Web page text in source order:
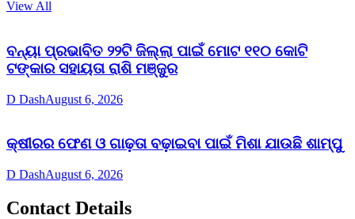
View All
ବନ୍ୟା ପ୍ରଭାବିତ ୨୨ଟି ଜିଲ୍ଲା ପାଇଁ ମୋଟ ୧୧୦ କୋଟି
ଟଙ୍କାର ସହାୟତା ରାଶି ମଞ୍ଜୁର
D DashAugust 6, 2026
କ୍ଷୀରର ଫେଣ ଓ ଗାଢ଼ତା ବଢ଼ାଇବା ପାଇଁ ମିଶା ଯାଉଛି ଶାମ୍ପୁ
D DashAugust 6, 2026
Contact Details